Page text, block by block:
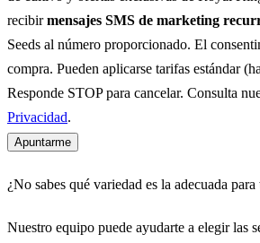
recibirmensajes SMS de marketing
Seeds al número proporcionado. El
compra. Pueden aplicarse tarifas estándar
Responde STOP para cancelar. Consulta
Privacidad.
Apuntarme
¿No sabes qué variedad es la adecuada para
Nuestro equipo puede ayudarte a elegir las